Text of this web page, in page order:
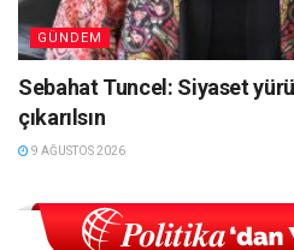
GÜNDEM
Sebahat Tuncel: Siyaset
çıkarılsın
9 AĞUSTOS 2026